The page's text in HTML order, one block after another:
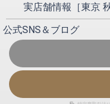
実店舗情報［東京
公式SNS＆ブログ